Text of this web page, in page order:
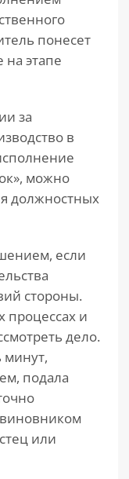
понесет
этапе
за
в
можно
должностных
если
стороны.
процессах и
дело.
минут,
подала
или